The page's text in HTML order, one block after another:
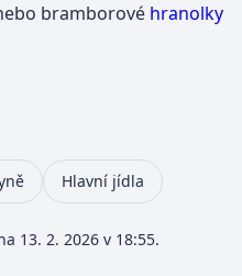
bramborové hranolky
Hlavní jídla
13. 2. 2026 v 18:55.